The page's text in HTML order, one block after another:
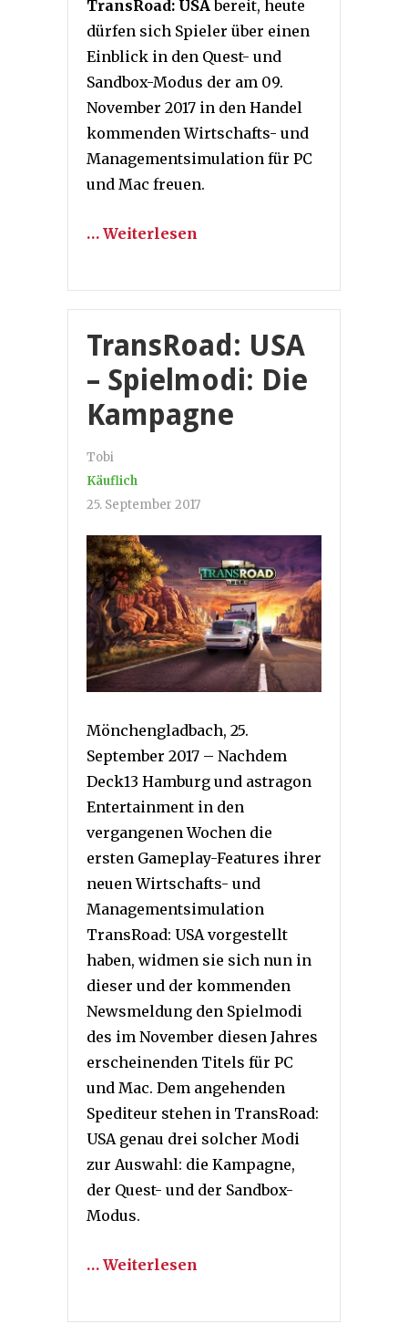
TransRoad: USA bereit, heute
dürfen sich Spieler über einen
Einblick in den Quest- und
Sandbox-Modus der am 09.
November 2017 in den Handel
kommenden Wirtschafts- und
Managementsimulation für PC
und Mac freuen.
… Weiterlesen
TransRoad: USA
– Spielmodi: Die
Kampagne
Tobi
Käuflich
25. September 2017
Mönchengladbach, 25.
September 2017 – Nachdem
Deck13 Hamburg und astragon
Entertainment in den
vergangenen Wochen die
ersten Gameplay-Features ihrer
neuen Wirtschafts- und
Managementsimulation
TransRoad: USA vorgestellt
haben, widmen sie sich nun in
dieser und der kommenden
Newsmeldung den Spielmodi
des im November diesen Jahres
erscheinenden Titels für PC
und Mac. Dem angehenden
Spediteur stehen in TransRoad:
USA genau drei solcher Modi
zur Auswahl: die Kampagne,
der Quest- und der Sandbox-
Modus.
… Weiterlesen